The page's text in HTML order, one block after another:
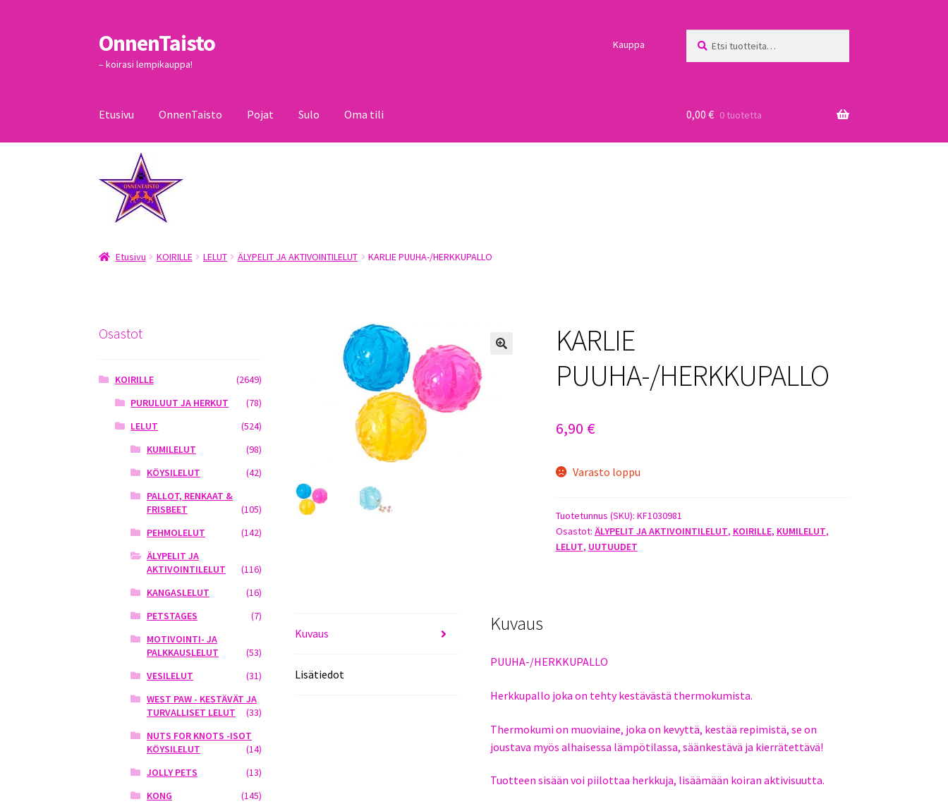
Siirry
navigointiin
Siirry
sisältöön
OnnenTaisto
– koirasi lempikauppa!
Kauppa
Etusivu OnnenTaisto Pojat Sulo Oma tili
Kassa
0,00 € 0 tuotetta
Etusivu KOIRILLE LELUT ÄLYPELIT JA AKTIVOINTILELUT KARLIE PUUHA-/HERKKUPALLO
KARLIE
PUUHA-/HERKKUPALLO
6,90 €
Varasto loppu
Tuotetunnus (SKU): KF1030981
Osastot: ÄLYPELIT JA AKTIVOINTILELUT, KOIRILLE, KUMILELUT,
LELUT, UUTUUDET
Kuvaus
Lisätiedot
Kuvaus
PUUHA-/HERKKUPALLO
Herkkupallo joka on tehty kestävästä thermokumista.
Thermokumi on muoviaine, joka on kevyttä, kestää repimistä, se on
joustava myös alhaisessa lämpötilassa, säänkestävä ja kierrätettävä!
Tuotteen sisään voi piilottaa herkkuja, lisäämään koiran aktivisuutta.
Osastot
KOIRILLE
(2649)
PURULUUT JA HERKUT
(78)
LELUT
(524)
KUMILELUT
(98)
KÖYSILELUT
(42)
PALLOT, RENKAAT &
FRISBEET
(105)
PEHMOLELUT
(142)
ÄLYPELIT JA
AKTIVOINTILELUT
(116)
KANGASLELUT
(16)
PETSTAGES
(7)
MOTIVOINTI- JA
PALKKAUSLELUT
(53)
VESILELUT
(31)
WEST PAW - KESTÄVÄT JA
TURVALLISET LELUT
(33)
NUTS FOR KNOTS -ISOT
KÖYSILELUT
(14)
JOLLY PETS
(13)
KONG
(145)